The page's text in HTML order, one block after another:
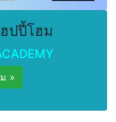
ปปี้โฮม
»